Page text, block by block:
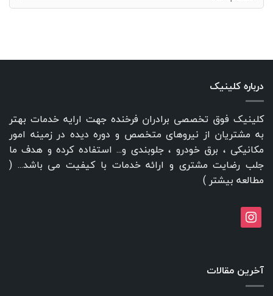
درباره کلینیک
کلینیک فوق تخصصی برادران فرخنده جهت ارایه خدمات بهتر
به مشتریان از نیروهای متخصص و دوره دیده در زمینه امور
مکانیکی ، برق خودرو ، جلوبندی و... استفاده کرده و هدف ما
جلب رضایت مشتری و ارائه خدمات با کیفیت می باشد... (
مطالعه بیشتر )
instagram
آخرین مقالات